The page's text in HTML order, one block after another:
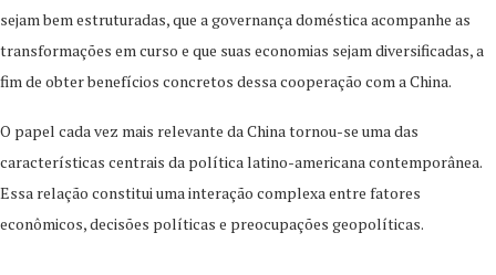
sejam bem estruturadas, que a governança doméstica acompanhe as
transformações em curso e que suas economias sejam diversificadas, a
fim de obter benefícios concretos dessa cooperação com a China.
O papel cada vez mais relevante da China tornou-se uma das
características centrais da política latino-americana contemporânea.
Essa relação constitui uma interação complexa entre fatores
econômicos, decisões políticas e preocupações geopolíticas.